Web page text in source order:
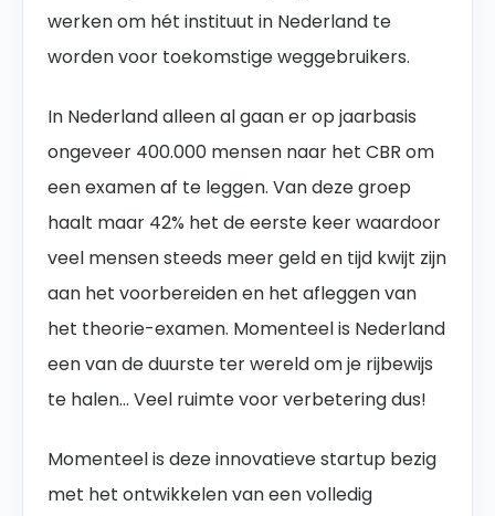
werken om hét instituut in Nederland te
worden voor toekomstige weggebruikers.
In Nederland alleen al gaan er op jaarbasis
ongeveer 400.000 mensen naar het CBR om
een examen af te leggen. Van deze groep
haalt maar 42% het de eerste keer waardoor
veel mensen steeds meer geld en tijd kwijt zijn
aan het voorbereiden en het afleggen van
het theorie-examen. Momenteel is Nederland
een van de duurste ter wereld om je rijbewijs
te halen… Veel ruimte voor verbetering dus!
Momenteel is deze innovatieve startup bezig
met het ontwikkelen van een volledig